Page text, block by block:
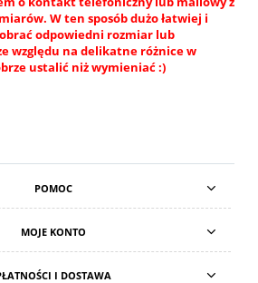
W ten sposób dużo łatwiej i
odpowiedni rozmiar lub
względu na delikatne różnice w
ustalić niż wymieniać :)
POMOC
MOJE KONTO
I DOSTAWA